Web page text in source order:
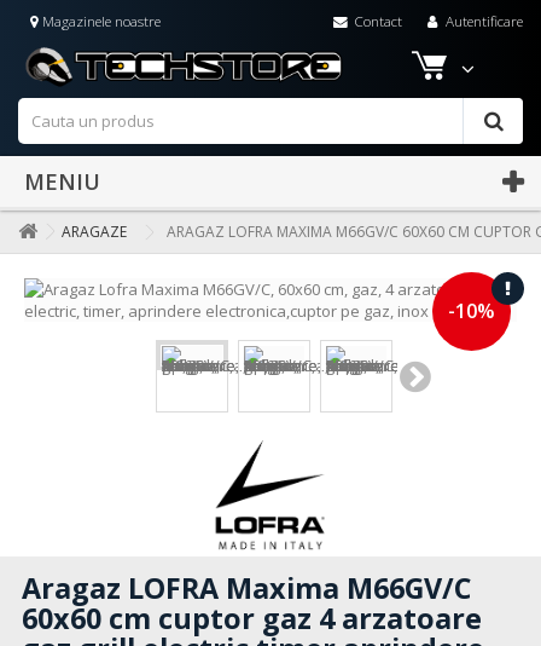
Autentificare
Contact
Magazinele noastre
MENIU
ARAGAZE ARAGAZ LOFRA MAXIMA M66GV/C 60X60 CM CUPTOR
-10%
Aragaz LOFRA Maxima M66GV/C
60x60 cm cuptor gaz 4 arzatoare